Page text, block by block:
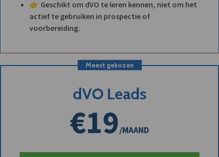
👉 Geschikt om dVO te leren kennen, niet om het
actief te gebruiken in prospectie of
voorbereiding.
Meest gekozen
dVO Leads
€19/MAAND